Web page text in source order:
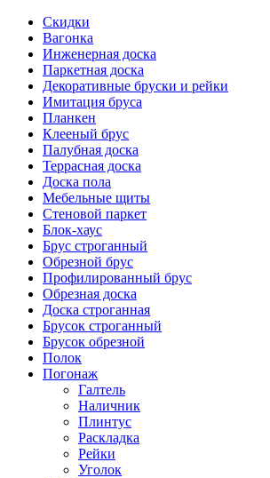
Скидки
Вагонка
Инженерная доска
Паркетная доска
Декоративные бруски и рейки
Имитация бруса
Планкен
Клееный брус
Палубная доска
Террасная доска
Доска пола
Мебельные щиты
Стеновой паркет
Блок-хаус
Брус строганный
Обрезной брус
Профилированный брус
Обрезная доска
Доска строганная
Брусок строганный
Брусок обрезной
Полок
Погонаж
Галтель
Наличник
Плинтус
Раскладка
Рейки
Уголок